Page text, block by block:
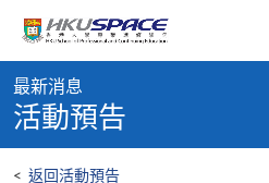
content
content
start
最新消息
活動預告
< 返回活動預告